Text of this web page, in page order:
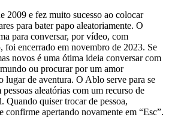
2009 e fez muito sucesso ao colocar
para bater papo aleatoriamente. O
para conversar, por vídeo, com
foi encerrado em novembro de 2023. Se
novos é uma ótima ideia conversar com
ou procurar por um amor
lugar de aventura. O Ablo serve para se
aleatórias com um recurso de
Quando quiser trocar de pessoa,
confirme apertando novamente em “Esc”.